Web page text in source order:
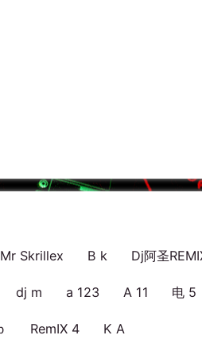
Mr Skrillex B k Dj阿圣
dj m a 123 A 11 电 5
RemIX 4 K A